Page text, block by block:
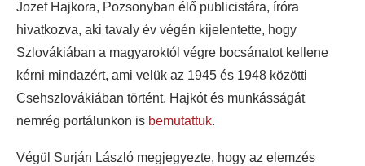
Jozef Hajkora, Pozsonyban élő publicistára, íróra
hivatkozva, aki tavaly év végén kijelentette, hogy
Szlovákiában a magyaroktól végre bocsánatot kellene
kérni mindazért, ami velük az 1945 és 1948 közötti
Csehszlovákiában történt. Hajkót és munkásságát
nemrég portálunkon is bemutattuk.
Végül Surján László megjegyezte, hogy az elemzés